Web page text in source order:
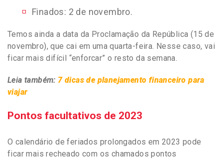
Finados: 2 de novembro.
Temos ainda a data da Proclamação da República (15 de
novembro), que cai em uma quarta-feira. Nesse caso, vai
ficar mais difícil “enforcar” o resto da semana.
Leia também: 7 dicas de planejamento financeiro para
viajar
Pontos facultativos de 2023
O calendário de feriados prolongados em 2023 pode
ficar mais recheado com os chamados pontos